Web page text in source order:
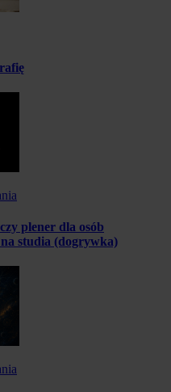
plener dla osób
studia (dogrywka)